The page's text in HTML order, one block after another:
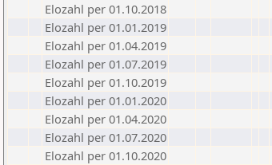
Elozahl per 01.10.2018
Elozahl per 01.01.2019
Elozahl per 01.04.2019
Elozahl per 01.07.2019
Elozahl per 01.10.2019
Elozahl per 01.01.2020
Elozahl per 01.04.2020
Elozahl per 01.07.2020
Elozahl per 01.10.2020